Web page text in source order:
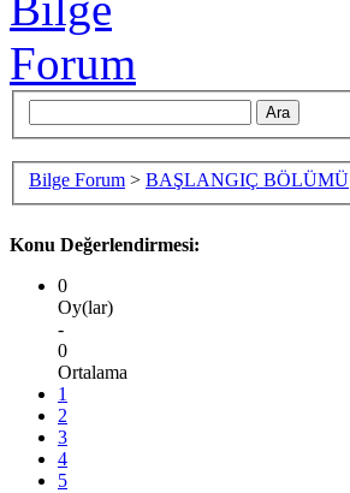
Bilge Forum > BAŞLANGIÇ BÖLÜMÜ
Konu Değerlendirmesi:
0
Oy(lar)
-
0
Ortalama
1
2
3
4
5